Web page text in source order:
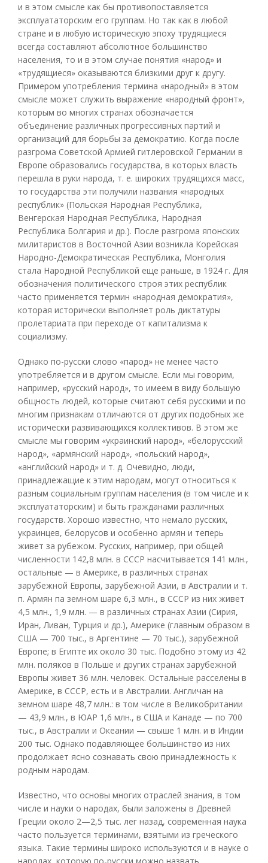
и в этом смысле как бы противопоставляется
эксплуататорским его группам. Но так как в любой
стране и в любую историческую эпоху трудящиеся
всегда составляют абсолютное большинство
населения, то и в этом случае понятия «народ» и
«трудящиеся» оказываются близкими друг к другу.
Примером употребления термина «народный» в этом
смысле может служить выражение «народный фронт»,
которым во многих странах обозначается
объединение различных прогрессивных партий и
организаций для борьбы за демократию. Когда после
разгрома Советской Армией гитлеровской Германии в
Европе образовались государства, в которых власть
перешла в руки народа, т. е. широких трудящихся масс,
то государства эти получили названия «народных
республик» (Польская Народная Республика,
Венгерская Народная Республика, Народная
Республика Болгария и др.). После разгрома японских
милитаристов в Восточной Азии возникла Корейская
Народно-Демократическая Республика, Монголия
стала Народной Республикой еще раньше, в 1924 г. Для
обозначения политического строя этих республик
часто применяется термин «народная демократия»,
которая исторически выполняет роль диктатуры
пролетариата при переходе от капитализма к
социализму.
Однако по-русски слово «парод» не менее часто
употребляется и в другом смысле. Если мы говорим,
например, «русский народ», то имеем в виду большую
общность людей, которые считают себя русскими и по
многим признакам отличаются от других подобных же
исторически развивающихся коллективов. В этом же
смысле мы говорим «украинский народ», «белорусский
народ», «армянский народ», «польский народ»,
«английский народ» и т. д. Очевидно, люди,
принадлежащие к этим народам, могут относиться к
разным социальным группам населения (в том числе и к
эксплуататорским) и быть гражданами различных
государств. Хорошо известно, что немало русских,
украинцев, белорусов и особенно армян и теперь
живет за рубежом. Русских, например, при общей
численности 142,8 млн. в СССР насчитывается 141 млн.,
остальные — в Америке, в различных странах
зарубежной Европы, зарубежной Азии, в Австралии и т.
п. Армян па земном шаре 6,3 млн., в СССР из них живет
4,5 млн., 1,9 млн. — в различных странах Азии (Сирия,
Иран, Ливан, Турция и др.), Америке (главным образом в
США — 700 тыс., в Аргентине — 70 тыс.), зарубежной
Европе; в Египте их около 30 тыс. Подобно этому из 42
млн. поляков в Польше и других странах зарубежной
Европы живет 36 млн. человек. Остальные расселены в
Америке, в СССР, есть и в Австралии. Англичан на
земном шаре 48,7 млн.: в том числе в Великобритании
— 43,9 млн., в ЮАР 1,6 млн., в США и Канаде — по 700
тыс., в Австралии и Океании — свыше 1 млн. и в Индии
200 тыс. Однако подавляющее большинство из них
продолжает ясно сознавать свою принадлежность к
родным народам.
Известно, что основы многих отраслей знания, в том
числе и науки о народах, были заложены в Древней
Греции около 2—2,5 тыс. лег назад, современная наука
часто пользуется терминами, взятыми из греческого
языка. Такие термины широко используются и в науке о
народах, которую по-русски можно назвать